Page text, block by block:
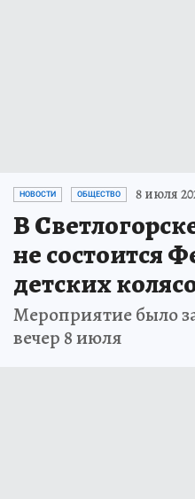
НОВОСТИ ОБЩЕСТВО 8 июля
В
не состоится
детских
Мероприятие было
вечер 8 июля